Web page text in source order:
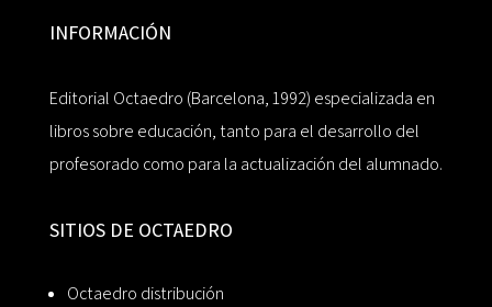
INFORMACIÓN
Editorial Octaedro (Barcelona, 1992) especializada en
libros sobre educación, tanto para el desarrollo del
profesorado como para la actualización del alumnado.
SITIOS DE OCTAEDRO
Octaedro distribución